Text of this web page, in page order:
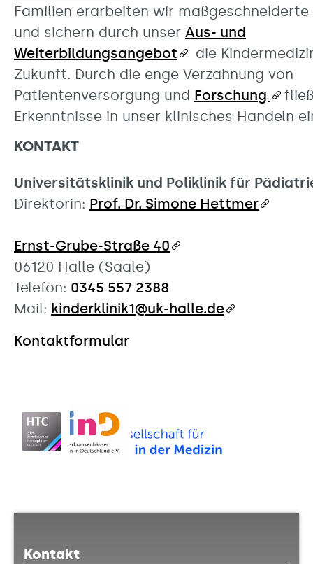
Familien erarbeiten wir maßgeschneiderte
und sichern durch unser Aus- und
Weiterbildungsangebot
die
Zukunft. Durch die enge Verzahnung von
Patientenversorgung und Forschung
Erkenntnisse in unser klinisches Handeln
KONTAKT
Universitätsklinik und Poliklinik für
Direktorin: Prof. Dr. Simone Hettmer
Ernst-Grube-Straße 40
06120 Halle (Saale)
Telefon: 0345 557 2388
Mail: kinderklinik1@uk-halle.de
Kontaktformular
Kontakt